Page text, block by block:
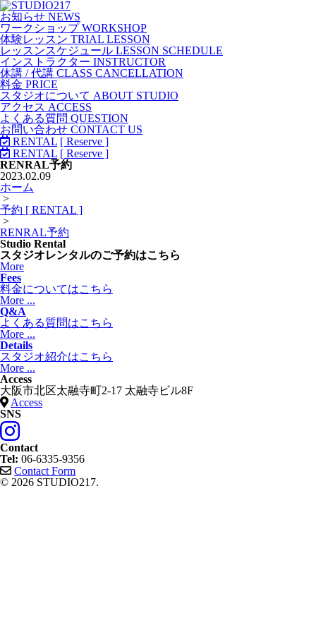
お知らせ NEWS
ワークショップ WORKSHOP
体験レッスン TRIAL LESSON
レッスンスケジュール LESSON SCHEDULE
インストラクター INSTRUCTOR
休講 / 代講 CLASS CANCELLATION
料金 PRICE
スタジオについて ABOUT STUDIO
アクセス ACCESS
よくある質問 QUESTION
お問い合わせ CONTACT US
RENTAL [ Reserve ]
RENTAL [ Reserve ]
RENRAL予約
2023.02.09
ホーム
>
予約 [ RENTAL ]
>
RENRAL予約
Studio Rental
スタジオレンタルのご予約はこちら
More
Fees
料金についてはこちら
More ...
Q&A
よくある質問はこちら
More ...
Details
スタジオ紹介はこちら
More ...
Access
大阪市北区太融寺町2-17 太融寺ビル8F
Access
SNS
Contact
Tel: 06-6335-9356
Contact Form
© 2026 STUDIO217.